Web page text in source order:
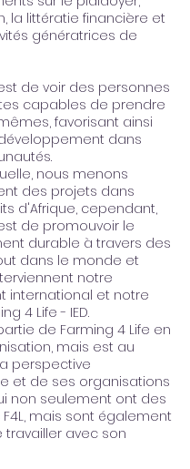
la littératie financière et
génératrices de
de voir des personnes
capables de prendre
favorisant ainsi
dans
nous menons
des projets dans
d'Afrique, cependant,
de promouvoir le
durable à travers des
dans le monde et
notre
international et notre
4 Life - IED.
de Farming 4 Life en
mais est au
perspective
et de ses organisations
non seulement ont des
mais sont également
avec son